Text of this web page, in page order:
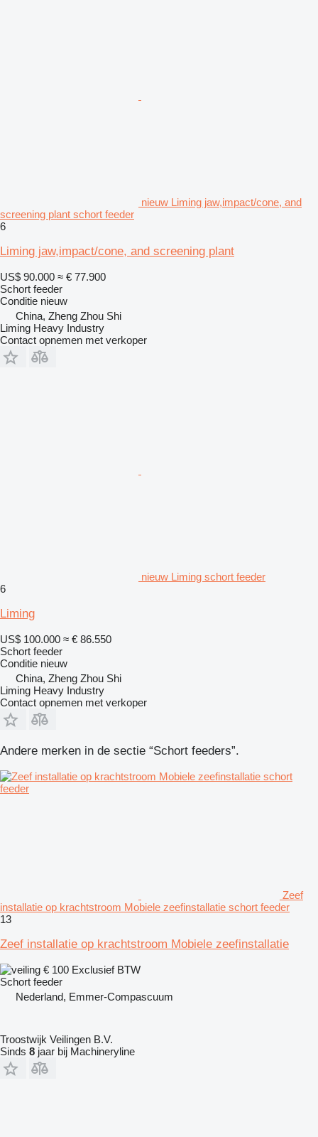
nieuw Liming jaw,impact/cone, and
screening plant schort feeder
6
Liming jaw,impact/cone, and screening plant
US$ 90.000 ≈ € 77.900
Schort feeder
Conditie nieuw
China, Zheng Zhou Shi
Liming Heavy Industry
Contact opnemen met verkoper
nieuw Liming schort feeder
6
Liming
US$ 100.000 ≈ € 86.550
Schort feeder
Conditie nieuw
China, Zheng Zhou Shi
Liming Heavy Industry
Contact opnemen met verkoper
Andere merken in de sectie “Schort feeders”.
Zeef
installatie op krachtstroom Mobiele zeefinstallatie schort feeder
13
Zeef installatie op krachtstroom Mobiele zeefinstallatie
€ 100 Exclusief BTW
Schort feeder
Nederland, Emmer-Compascuum
Troostwijk Veilingen B.V.
Sinds 8 jaar bij Machineryline